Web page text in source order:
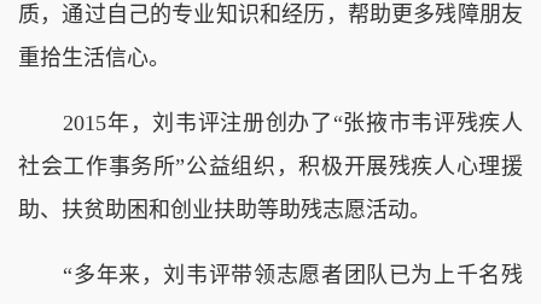
质，通过自己的专业知识和经历，帮助更多残障朋友
重拾生活信心。
2015年，刘韦评注册创办了“张掖市韦评残疾人
社会工作事务所”公益组织，积极开展残疾人心理援
助、扶贫助困和创业扶助等助残志愿活动。
“多年来，刘韦评带领志愿者团队已为上千名残